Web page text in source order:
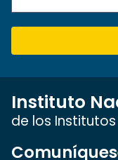
Instituto
de los